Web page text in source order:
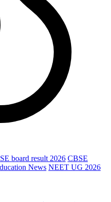
board result 2026 CBSE
News NEET UG 2026